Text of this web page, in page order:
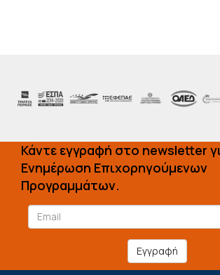
Κάντε εγγραφή στο newsletter
Ενημέρωση Επιχορηγούμενων
Προγραμμάτων.
Εγγραφή